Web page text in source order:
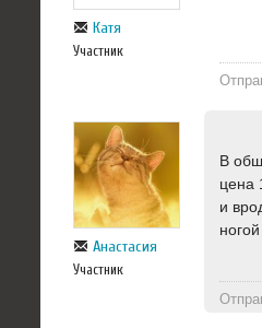
Катя
Участник
Анастасия
Участник
В
цена
и
ногой